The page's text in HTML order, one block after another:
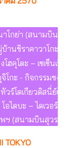
โกย่า (สนามบินชูบุ
นชิราคาวาโกะ -
ฮคุโตะ – เซเซ็นเรี
โกะ - กิจกรรมชงช
วร์โตเกียวดิสนี่ย์แล
อไดบะ – ไดเวอร์ซิ
พฯ (สนามบินสุวรร
TOKYO